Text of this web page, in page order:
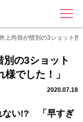
MENU
尚弥が惜別の3ショット投
の3ショット
でした！」
2020.07.18
ない!? 「早すぎ